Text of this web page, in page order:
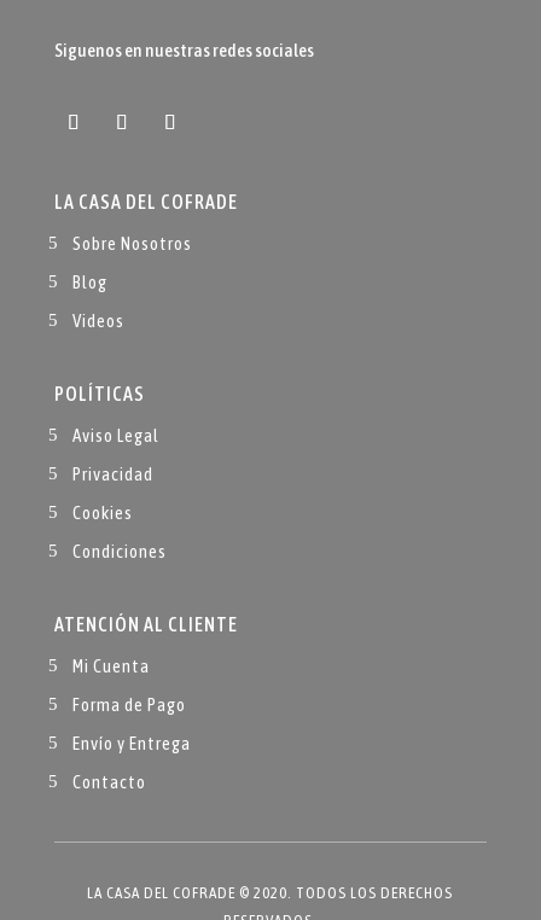
Siguenos en nuestras redes sociales
LA CASA DEL COFRADE
Sobre Nosotros
Blog
Videos
POLÍTICAS
Aviso Legal
Privacidad
Cookies
Condiciones
ATENCIÓN AL CLIENTE
Mi Cuenta
Forma de Pago
Envío y Entrega
Contacto
LA CASA DEL COFRADE © 2020. TODOS LOS DERECHOS